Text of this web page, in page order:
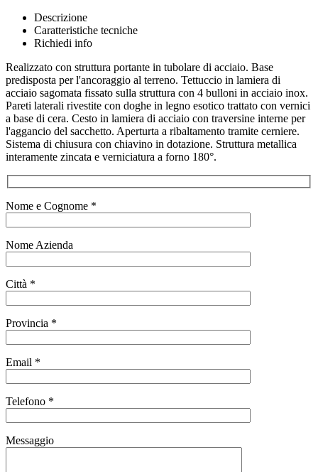
Descrizione
Caratteristiche tecniche
Richiedi info
Realizzato con struttura portante in tubolare di acciaio. Base
predisposta per l'ancoraggio al terreno. Tettuccio in lamiera di
acciaio sagomata fissato sulla struttura con 4 bulloni in acciaio inox.
Pareti laterali rivestite con doghe in legno esotico trattato con vernici
a base di cera. Cesto in lamiera di acciaio con traversine interne per
l'aggancio del sacchetto. Aperturta a ribaltamento tramite cerniere.
Sistema di chiusura con chiavino in dotazione. Struttura metallica
interamente zincata e verniciatura a forno 180°.
Nome e Cognome *
Nome Azienda
Città *
Provincia *
Email *
Telefono *
Messaggio